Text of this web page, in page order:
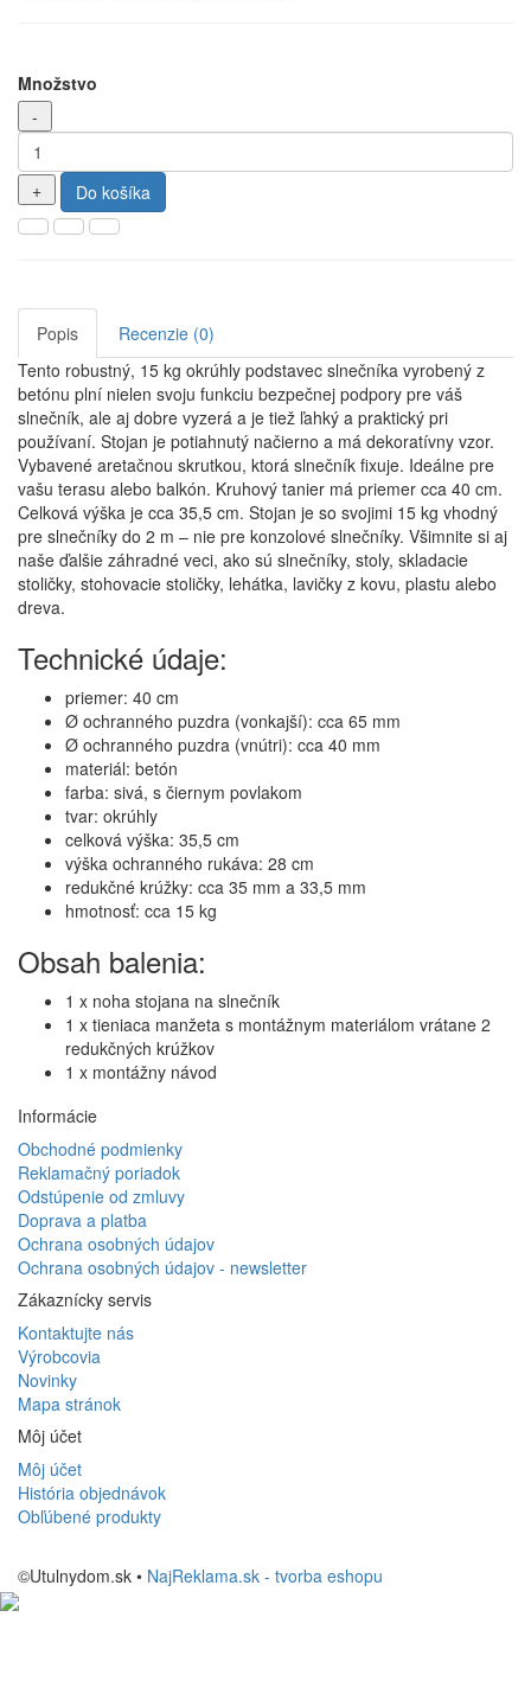
Množstvo
Do košíka
Popis
Recenzie (0)
Tento robustný, 15 kg okrúhly podstavec slnečníka vyrobený z
betónu plní nielen svoju funkciu bezpečnej podpory pre váš
slnečník, ale aj dobre vyzerá a je tiež ľahký a praktický pri
používaní. Stojan je potiahnutý načierno a má dekoratívny vzor.
Vybavené aretačnou skrutkou, ktorá slnečník fixuje. Ideálne pre
vašu terasu alebo balkón. Kruhový tanier má priemer cca 40 cm.
Celková výška je cca 35,5 cm. Stojan je so svojimi 15 kg vhodný
pre slnečníky do 2 m – nie pre konzolové slnečníky. Všimnite si aj
naše ďalšie záhradné veci, ako sú slnečníky, stoly, skladacie
stoličky, stohovacie stoličky, lehátka, lavičky z kovu, plastu alebo
dreva.
Technické údaje:
priemer: 40 cm
Ø ochranného puzdra (vonkajší): cca 65 mm
Ø ochranného puzdra (vnútri): cca 40 mm
materiál: betón
farba: sivá, s čiernym povlakom
tvar: okrúhly
celková výška: 35,5 cm
výška ochranného rukáva: 28 cm
redukčné krúžky: cca 35 mm a 33,5 mm
hmotnosť: cca 15 kg
Obsah balenia:
1 x noha stojana na slnečník
1 x tieniaca manžeta s montážnym materiálom vrátane 2
redukčných krúžkov
1 x montážny návod
Informácie
Obchodné podmienky
Reklamačný poriadok
Odstúpenie od zmluvy
Doprava a platba
Ochrana osobných údajov
Ochrana osobných údajov - newsletter
Zákaznícky servis
Kontaktujte nás
Výrobcovia
Novinky
Mapa stránok
Môj účet
Môj účet
História objednávok
Obľúbené produkty
©Utulnydom.sk • NajReklama.sk - tvorba eshopu